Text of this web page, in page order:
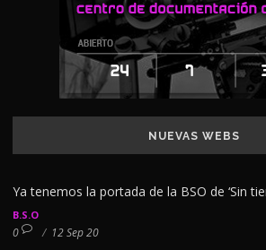
NUEVAS WEBS
Ya tenemos la portada de la BSO de ‘Sin
B.S.O
0 / 12 Sep 20